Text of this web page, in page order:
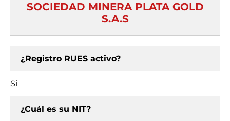
SOCIEDAD MINERA PLATA GOLD
S.A.S
¿Registro RUES activo?
Si
¿Cuál es su NIT?